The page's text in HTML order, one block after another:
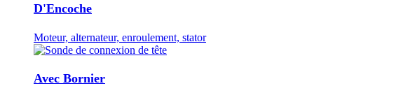
D'Encoche
Moteur, alternateur, enroulement, stator
Avec Bornier